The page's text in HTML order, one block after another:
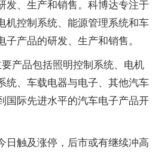
发、生产和销售。科博达专注于
机控制系统、能源管理系统和车
产品的研发、生产和销售。
产品包括照明控制系统、电机
统、车载电器与电子、其他汽车
国际先进水平的汽车电子产品开
日触及涨停，后市或有继续冲高